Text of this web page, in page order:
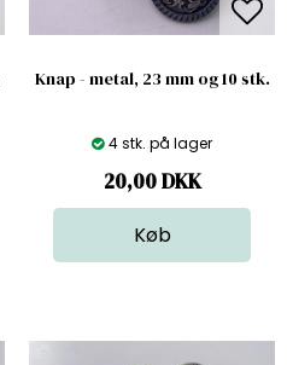
Knap - metal, 23 mm og 10 stk.
4 stk. på lager
20,00DKK